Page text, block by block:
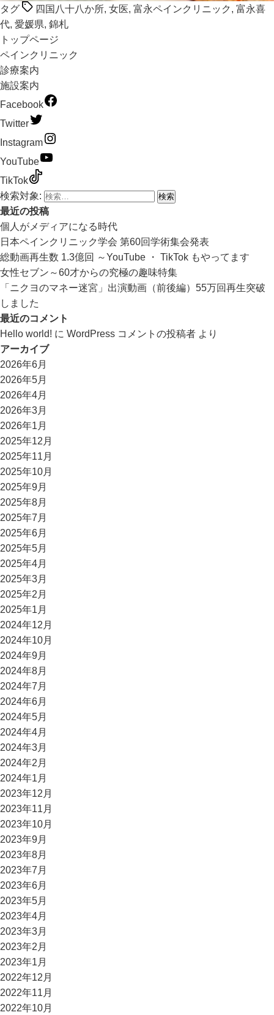
タグ 四国八十八か所, 女医, 富永ペインクリニック , 富永喜
代, 愛媛県, 錦札
トップページ
ペインクリニック
診療案内
施設案内
Facebook
Twitter
Instagram
YouTube
TikTok
検索対象:
最近の投稿
個人がメディアになる時代
日本ペインクリニック学会 第60回学術集会発表
総動画再生数 1.3億回 ～YouTube ・ TikTok もやってます
女性セブン～60才からの究極の趣味特集
「ニクヨのマネー迷宮」出演動画（前後編）55万回再生突破
しました
最近のコメント
Hello world! に WordPress コメントの投稿者 より
アーカイブ
2026年6月
2026年5月
2026年4月
2026年3月
2026年1月
2025年12月
2025年11月
2025年10月
2025年9月
2025年8月
2025年7月
2025年6月
2025年5月
2025年4月
2025年3月
2025年2月
2025年1月
2024年12月
2024年10月
2024年9月
2024年8月
2024年7月
2024年6月
2024年5月
2024年4月
2024年3月
2024年2月
2024年1月
2023年12月
2023年11月
2023年10月
2023年9月
2023年8月
2023年7月
2023年6月
2023年5月
2023年4月
2023年3月
2023年2月
2023年1月
2022年12月
2022年11月
2022年10月